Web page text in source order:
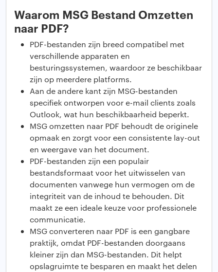
Waarom MSG Bestand Omzetten
naar PDF?
PDF-bestanden zijn breed compatibel met
verschillende apparaten en
besturingssystemen, waardoor ze beschikbaar
zijn op meerdere platforms.
Aan de andere kant zijn MSG-bestanden
specifiek ontworpen voor e-mail clients zoals
Outlook, wat hun beschikbaarheid beperkt.
MSG omzetten naar PDF behoudt de originele
opmaak en zorgt voor een consistente lay-out
en weergave van het document.
PDF-bestanden zijn een populair
bestandsformaat voor het uitwisselen van
documenten vanwege hun vermogen om de
integriteit van de inhoud te behouden. Dit
maakt ze een ideale keuze voor professionele
communicatie.
MSG converteren naar PDF is een gangbare
praktijk, omdat PDF-bestanden doorgaans
kleiner zijn dan MSG-bestanden. Dit helpt
opslagruimte te besparen en maakt het delen